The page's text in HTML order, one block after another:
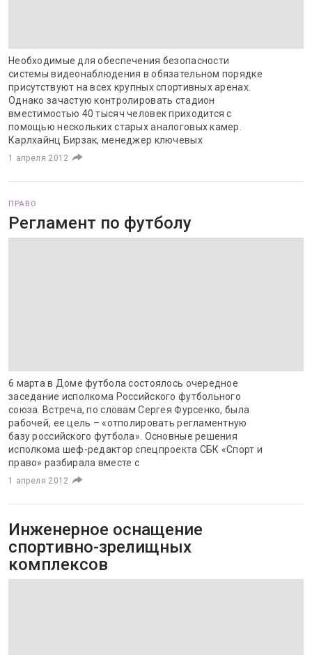
Необходимые для обеспечения безопасности
системы видеонаблюдения в обязательном порядке
присутствуют на всех крупных спортивных аренах.
Однако зачастую контролировать стадион
вместимостью 40 тысяч человек приходится с
помощью нескольких старых аналоговых камер.
Карлхайнц Бирзак, менеджер ключевых
1 апреля 2012
ПРАВО
Регламент по футболу
6 марта в Доме футбола состоялось очередное
заседание исполкома Российского футбольного
союза. Встреча, по словам Сергея Фурсенко, была
рабочей, ее цель – «отполировать регламентную
базу российского футбола». Основные решения
исполкома шеф-редактор спецпроекта СБК «Спорт и
право» разбирала вместе с
1 апреля 2012
Инженерное оснащение
спортивно-зрелищных
комплексов